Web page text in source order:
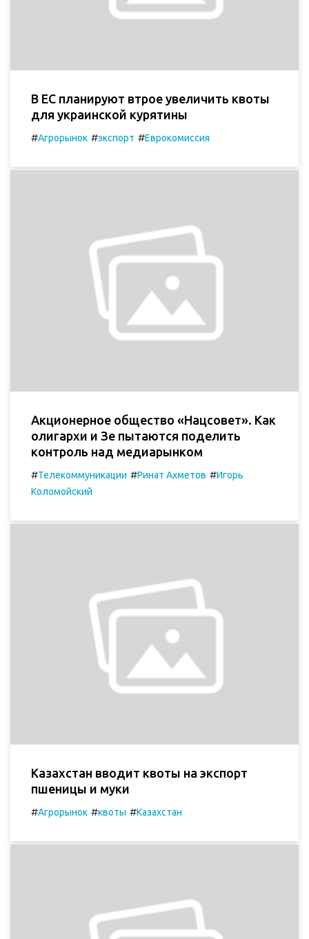
В ЕС планируют втрое увеличить квоты
для украинской курятины
#Агрорынок #экспорт #Еврокомиссия
Акционерное общество «Нацсовет». Как
олигархи и Зе пытаются поделить
контроль над медиарынком
#Телекоммуникации #Ринат Ахметов #Игорь
Коломойский
Казахстан вводит квоты на экспорт
пшеницы и муки
#Агрорынок #квоты #Казахстан